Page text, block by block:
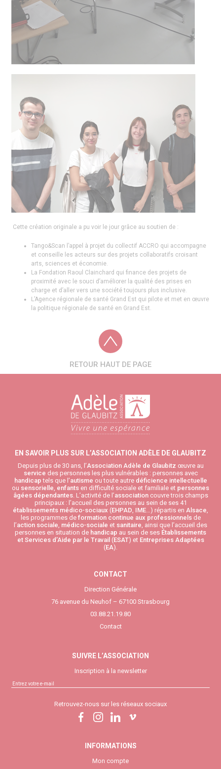
Cette création originale a pu voir le jour grâce au soutien de :
Tango&Scan l’appel à projet du collectif ACCRO qui accompagne
et conseille les acteurs sur des projets collaboratifs croisant
arts, sciences et économie.
La Fondation Raoul Clainchard qui finance des projets de
proximité avec le souci d’améliorer la qualité des prises en
charge et d’aller vers une société toujours plus inclusive.
L’Agence régionale de santé Grand Est qui pilote et met en œuvre
la politique régionale de santé en Grand Est.
RETOUR HAUT DE PAGE
EN SAVOIR PLUS SUR L’ASSOCIATION ADÈLE DE GLAUBITZ
Depuis plus de 30 ans, l’Association Adèle de Glaubitz œuvre au
service des personnes les plus vulnérables : personnes avec
handicap tels que l’autisme ou toute autredéficience intellectuelle
ou sensorielle, enfants en difficulté sociale et familiale et personnes
âgées dépendantes. L’activité de l’associationcouvre trois champs
principaux : l’accueil des personnes au sein de ses 41
établissements médico-sociaux (EHPAD, IME…) répartis en Alsace,
les programmes de formation continue aux professionnelsde
l’action sociale, médico-sociale et sanitaire, ainsi que l’accueil des
personnes en situation de handicap au sein de ses Établissements
et Services d’Aide par le Travail (ESAT) et Entreprises Adaptées
(EA).
CONTACT
Direction Générale
76 avenue du Neuhof – 67100 Strasbourg
03.88.21.19.80
Contact
SUIVRE L’ASSOCIATION
Inscription à la newsletter
Retrouvez-nous sur les réseaux sociaux
INFORMATIONS
Mon compte